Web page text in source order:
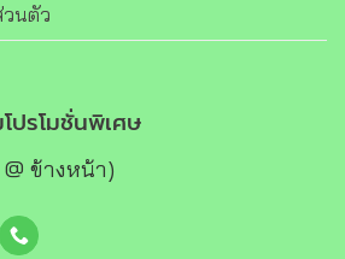
วนตัว
ปรโมชั่นพิเศษ
ข้างหน้า)